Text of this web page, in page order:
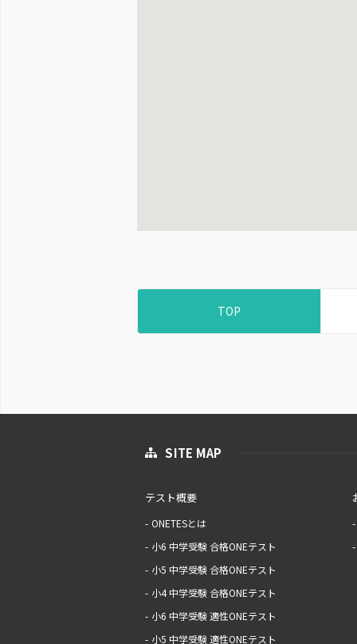
TOP
SITE MAP
テスト概要
ONETESとは
小6 中学受験 合格ONEテスト
小5 中学受験 合格ONEテスト
小4 中学受験 合格ONEテスト
小6 中学受験 適性ONEテスト
小5 中学受験 適性ONEテスト